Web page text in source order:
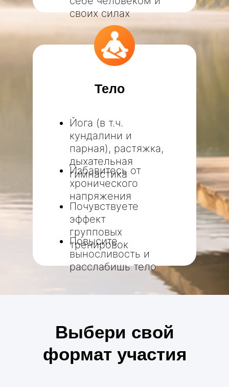
Тело
Йога (в т.ч.
кундалини и
парная), растяжка,
дыхательная
гимнастика
Избавитесь от
хронического
напряжения
Почувствуете
эффект
групповых
тренировок
Повысите
выносливость и
расслабишь тело
своих силах
Выбери свой
формат участия